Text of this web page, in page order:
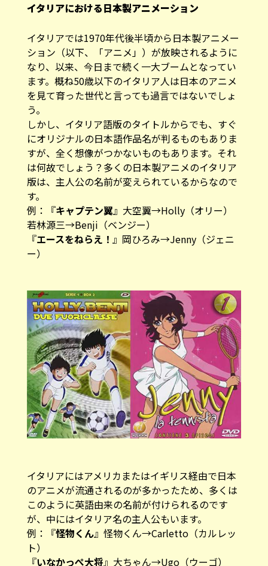
イタリアにおける日本製アニメーション
イタリアでは1970年代後半頃から日本製アニメー
ション（以下、「アニメ」）が放映されるように
なり、以来、今日まで続く一大ブームとなってい
ます。概ね50歳以下のイタリア人は日本のアニメ
を見て育った世代と言っても過言ではないでしょ
う。
しかし、イタリア語版のタイトルからでも、すぐ
にオリジナルの日本語作品名が判るものもありま
すが、全く想像がつかないものもあります。それ
は何故でしょう？多くの日本製アニメのイタリア
版は、主人公の名前が変えられているからなので
す。
例：『キャプテン翼』大空翼→Holly（オリー）
若林源三→Benji（ベンジー）
『エースをねらえ！ 』岡ひろみ→Jenny（ジェニ
ー）
イタリアにはアメリカまたはイギリス経由で日本
のアニメが流通されるのが多かったため、多くは
このように英語由来の名前が付けられるのです
が、中にはイタリア名の主人公もいます。
例：『怪物くん』怪物くん→Carletto（カルレッ
ト）
『いなかっぺ大将』大ちゃん→Ugo（ウーゴ）